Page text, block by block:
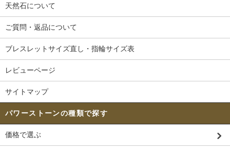
天然石について
ご質問・返品について
ブレスレットサイズ直し・指輪サイズ表
レビューページ
サイトマップ
パワーストーンの種類で探す
価格で選ぶ